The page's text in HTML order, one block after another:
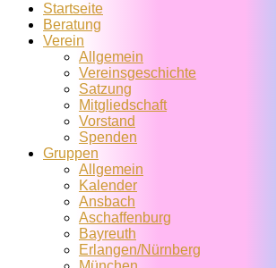
Startseite
Beratung
Verein
Allgemein
Vereins­geschichte
Satzung
Mitglied­schaft
Vorstand
Spenden
Gruppen
Allgemein
Kalender
Ansbach
Aschaffenburg
Bayreuth
Erlangen/Nürnberg